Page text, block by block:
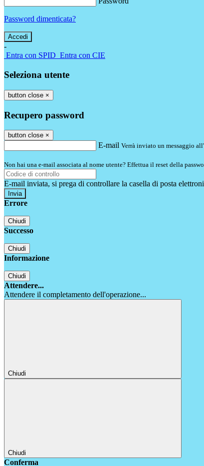
Password dimenticata?
-
Entra con SPID Entra con CIE
Seleziona utente
button close ×
Recupero password
button close ×
E-mail Verrà inviato un messaggio
Non hai una e-mail associata al nome utente? Effettua il reset della
E-mail inviata, si prega di controllare la casella di posta
Errore
Chiudi
Successo
Chiudi
Informazione
Chiudi
Attendere...
Attendere il completamento dell'operazione...
Chiudi
Chiudi
Conferma